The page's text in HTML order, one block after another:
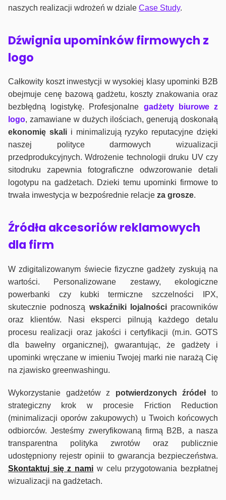
naszych realizacji wdrożeń w dziale Case Study.
Dźwignia upominków firmowych z
logo
Całkowity koszt inwestycji w wysokiej klasy upominki B2B
obejmuje cenę bazową gadżetu, koszty znakowania oraz
bezbłędną logistykę. Profesjonalne gadżety biurowe z
logo, zamawiane w dużych ilościach, generują doskonałą
ekonomię skalii minimalizują ryzyko reputacyjne dzięki
naszej polityce darmowych wizualizacji
przedprodukcyjnych. Wdrożenie technologii druku UV czy
sitodruku zapewnia fotograficzne odwzorowanie detali
logotypu na gadżetach. Dzieki temu upominki firmowe to
trwała inwestycja w bezpośrednie relacje za grosze.
Źródła akcesoriów reklamowych
dla firm
W zdigitalizowanym świecie fizyczne gadżety zyskują na
wartości. Personalizowane zestawy, ekologiczne
powerbanki czy kubki termiczne szczelności IPX,
skutecznie podnoszą wskaźniki lojalnościpracowników
oraz klientów. Nasi eksperci pilnują każdego detalu
procesu realizacji oraz jakości i certyfikacji (m.in. GOTS
dla bawełny organicznej), gwarantując, że gadżety i
upominki wręczane w imieniu Twojej marki nie narażą Cię
na zjawisko greenwashingu.
Wykorzystanie gadżetów z potwierdzonych źródełto
strategiczny krok w procesie Friction Reduction
(minimalizacji oporów zakupowych) u Twoich końcowych
odbiorców. Jesteśmy zweryfikowaną firmą B2B, a nasza
transparentna polityka zwrotów oraz publicznie
udostępniony rejestr opinii to gwarancja bezpieczeństwa.
Skontaktuj się z nami w celu przygotowania bezpłatnej
wizualizacji na gadżetach.